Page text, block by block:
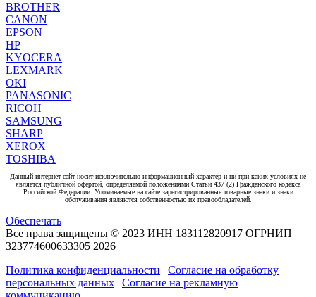
BROTHER
CANON
EPSON
HP
KYOCERA
LEXMARK
OKI
PANASONIC
RICOH
SAMSUNG
SHARP
XEROX
TOSHIBA
Данный интернет-сайт носит исключительно информационный характер и ни при каких условиях не
является публичной офертой, определяемой положениями Статьи 437 (2) Гражданского кодекса
Российской Федерации. Упоминаемые на сайте зарегистрированные товарные знаки и знаки
обслуживания являются собственностью их правообладателей.
Обеспечать
Все права защищены © 2023 ИНН 183112820917 ОГРНИП
323774600633305 2026
Политика конфиденциальности | Согласие на обработку
персональных данных | Согласие на рекламную